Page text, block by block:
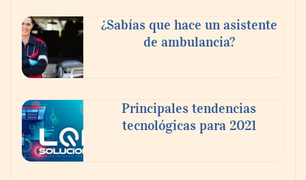
Sierra de Guadalupe
La cartera vencida hipotecaria aumenta al
doble de velocidad que la cartera sana en
¿Sabías que hace un asistente
de ambulancia?
Principales tendencias
tecnológicas para 2021